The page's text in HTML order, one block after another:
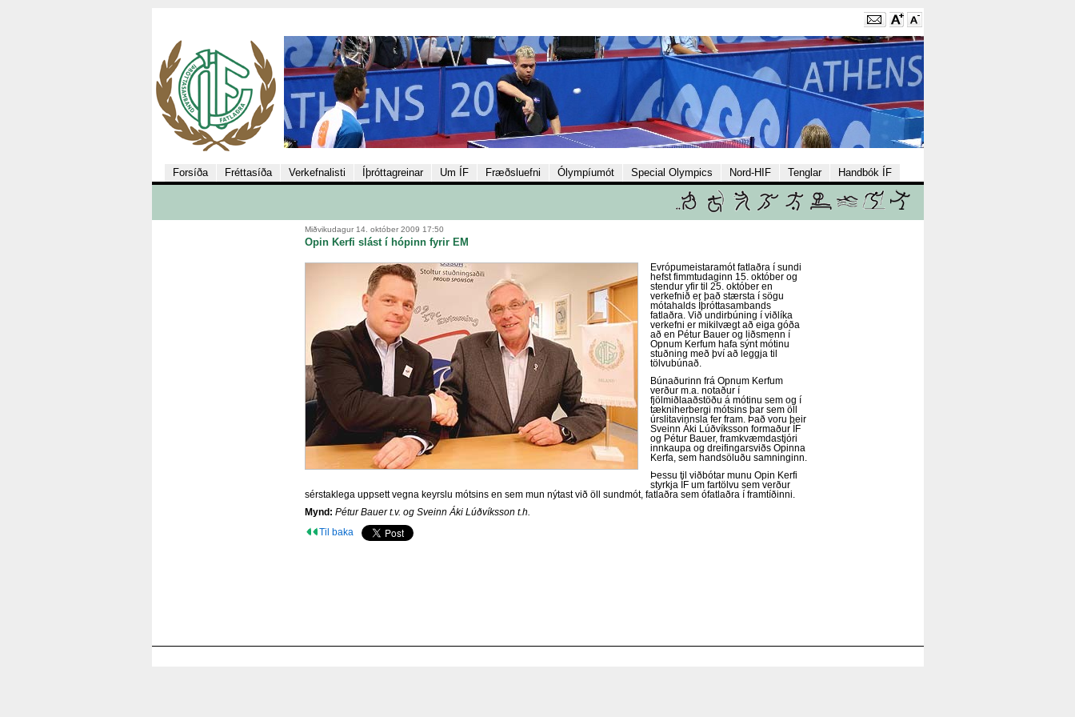
Forsíða Fréttasíða Verkefnalisti Íþróttagreinar Um ÍF Fræðsluefni Ólympíumót Special Olympics Nord-HIF Tenglar Handbók ÍF
Miðvikudagur 14. október 2009 17:50
Opin Kerfi slást í hópinn fyrir EM
Evrópumeistaramót fatlaðra í sundi
hefst fimmtudaginn 15. október og
stendur yfir til 25. október en
verkefnið er það stærsta í sögu
mótahalds Íþróttasambands
fatlaðra. Við undirbúning í viðlíka
verkefni er mikilvægt að eiga góða
að en Pétur Bauer og liðsmenn í
Opnum Kerfum hafa sýnt mótinu
stuðning með því að leggja til
tölvubúnað.
Búnaðurinn frá Opnum Kerfum
verður m.a. notaður í
fjölmiðlaaðstöðu á mótinu sem og í
tækniherbergi mótsins þar sem öll
úrslitavinnsla fer fram. Það voru þeir
Sveinn Áki Lúðvíksson formaður ÍF
og Pétur Bauer, framkvæmdastjóri
innkaupa og dreifingarsviðs Opinna
Kerfa, sem handsöluðu samninginn.
Þessu til viðbótar munu Opin Kerfi
styrkja ÍF um fartölvu sem verður
sérstaklega uppsett vegna keyrslu mótsins en sem mun nýtast við öll sundmót, fatlaðra sem ófatlaðra í framtíðinni.
Mynd: Pétur Bauer t.v. og Sveinn Áki Lúðvíksson t.h.
Til baka